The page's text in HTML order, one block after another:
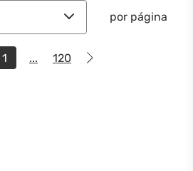
por página
1 ... 120